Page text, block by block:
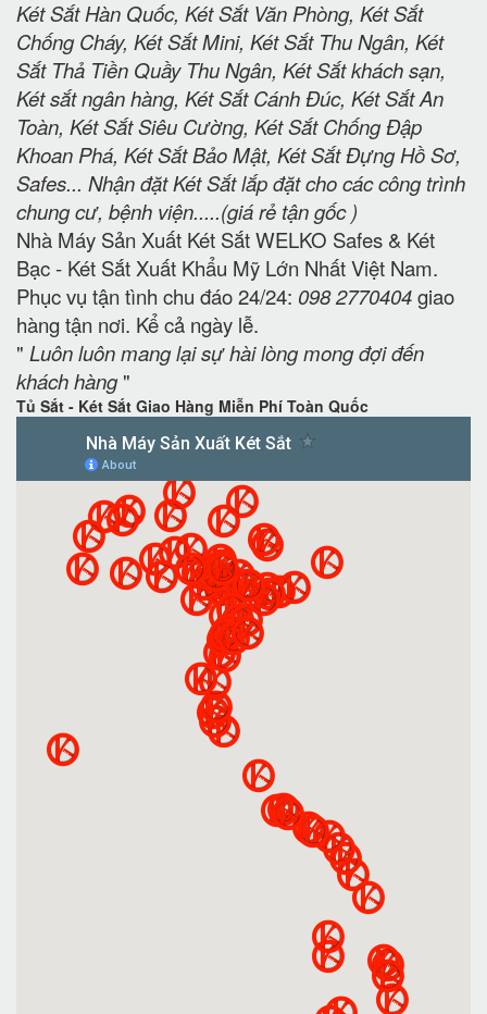
Két Sắt Hàn Quốc, Két Sắt Văn Phòng, Két Sắt
Chống Cháy, Két Sắt Mini, Két Sắt Thu Ngân, Két
Sắt Thả Tiền Quầy Thu Ngân, Két Sắt khách sạn,
Két sắt ngân hàng, Két Sắt Cánh Đúc, Két Sắt An
Toàn, Két Sắt Siêu Cường, Két Sắt Chống Đập
Khoan Phá, Két Sắt Bảo Mật, Két Sắt Đựng Hồ Sơ,
Safes... Nhận đặt Két Sắt lắp đặt cho các công trình
chung cư, bệnh viện.....(giá rẻ tận gốc )
Nhà Máy Sản Xuất Két Sắt WELKO Safes & Két
Bạc - Két Sắt Xuất Khẩu Mỹ Lớn Nhất Việt Nam.
Phục vụ tận tình chu đáo 24/24: 098 2770404giao
hàng tận nơi. Kể cả ngày lễ.
" Luôn luôn mang lại sự hài lòng mong đợi đến
khách hàng"
Tủ Sắt - Két Sắt Giao Hàng Miễn Phí Toàn Quốc